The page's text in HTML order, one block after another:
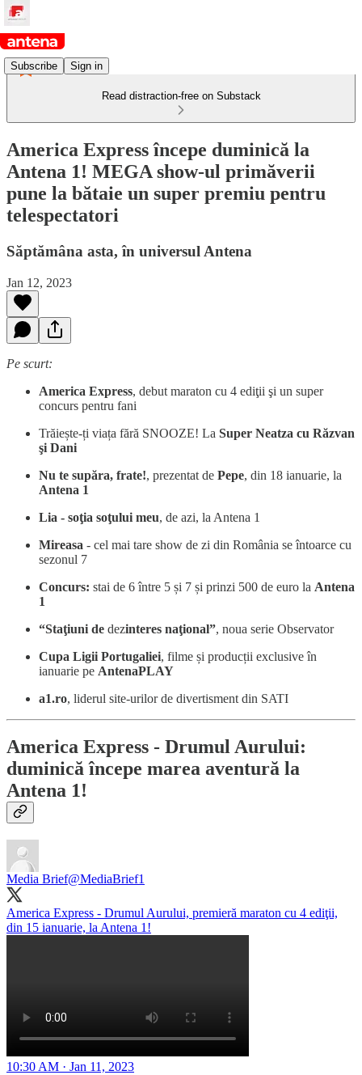
Subscribe Sign in
Read distraction-free on Substack
America Express începe duminică la
Antena 1! MEGA show-ul primăverii
pune la bătaie un super premiu pentru
telespectatori
Săptămâna asta, în universul Antena
Jan 12, 2023
Pe scurt:
America Express, debut maraton cu 4 ediţii şi un super
concurs pentru fani
Trăiește-ți viața fără SNOOZE! La Super Neatza cu Răzvan
şi Dani
Nu te supăra, frate!, prezentat de Pepe, din 18 ianuarie, la
Antena 1
Lia - soţia soţului meu, de azi, la Antena 1
Mireasa - cel mai tare show de zi din România se întoarce cu
sezonul 7
Concurs: stai de 6 între 5 și 7 și prinzi 500 de euro la Antena
1
“Staţiuni de dezinteres naţional”, noua serie Observator
Cupa Ligii Portugaliei, filme și producții exclusive în
ianuarie pe AntenaPLAY
a1.ro, liderul site-urilor de divertisment din SATI
America Express - Drumul Aurului:
duminică începe marea aventură la
Antena 1!
Media Brief@MediaBrief1
America Express - Drumul Aurului, premieră maraton cu 4 ediţii,
din 15 ianuarie, la Antena 1!
10:30 AM · Jan 11, 2023